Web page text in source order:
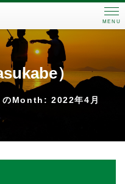
MENU
）
のMonth: 2022年4月